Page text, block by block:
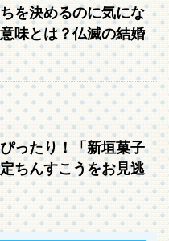
を決めるのに気にな
味とは？仏滅の結婚
ったり！「新垣菓子
ちんすこうをお見逃